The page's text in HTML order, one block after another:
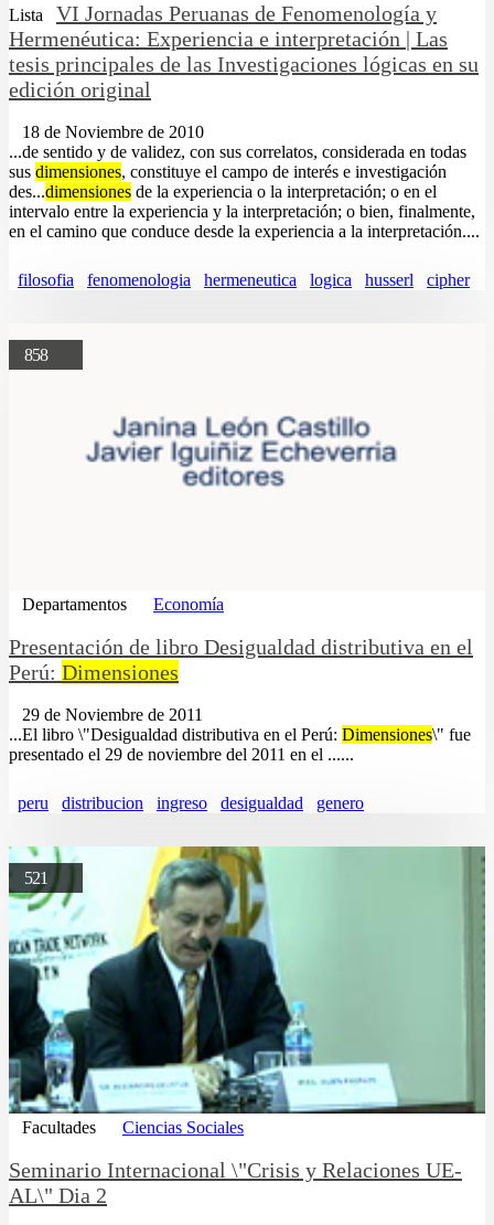
Lista
VI Jornadas Peruanas de Fenomenología y
Hermenéutica: Experiencia e interpretación | Las
tesis principales de las Investigaciones lógicas en su
edición original
18 de Noviembre de 2010
...de sentido y de validez, con sus correlatos, considerada en todas
sus dimensiones, constituye el campo de interés e investigación
des...dimensiones de la experiencia o la interpretación; o en el
intervalo entre la experiencia y la interpretación; o bien, finalmente,
en el camino que conduce desde la experiencia a la interpretación....
filosofia fenomenologia hermeneutica logica husserl cipher
858
Departamentos Economía
Presentación de libro Desigualdad distributiva en el
Perú: Dimensiones
29 de Noviembre de 2011
...El libro \"Desigualdad distributiva en el Perú: Dimensiones\" fue
presentado el 29 de noviembre del 2011 en el ......
peru distribucion ingreso desigualdad genero
521
Facultades Ciencias Sociales
Seminario Internacional \"Crisis y Relaciones UE-
AL\" Dia 2